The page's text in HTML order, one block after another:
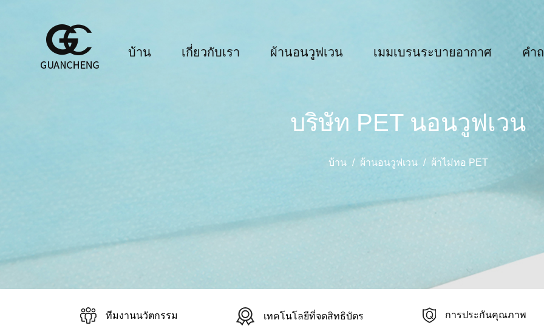
บ้าน
เกี่ยวกับเรา ผ้านอนวูฟเวน เมมเบรนระบายอากาศ คำ
บริษัท PET นอนวูฟเวน
บ้าน / ผ้านอนวูฟเวน / ผ้าไม่ทอ PET
ทีมงานนวัตกรรม เทคโนโลยีที่จดสิทธิบัตร การประกันคุณภาพ